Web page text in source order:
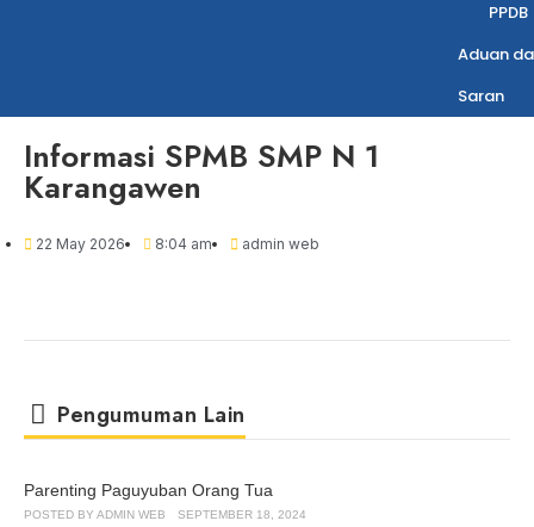
PPDB
Aduan
Saran
Informasi SPMB SMP N 1
Karangawen
22 May 2026 8:04 am admin web
Pengumuman Lain
Parenting Paguyuban Orang Tua
POSTED BY ADMIN WEB SEPTEMBER 18, 2024